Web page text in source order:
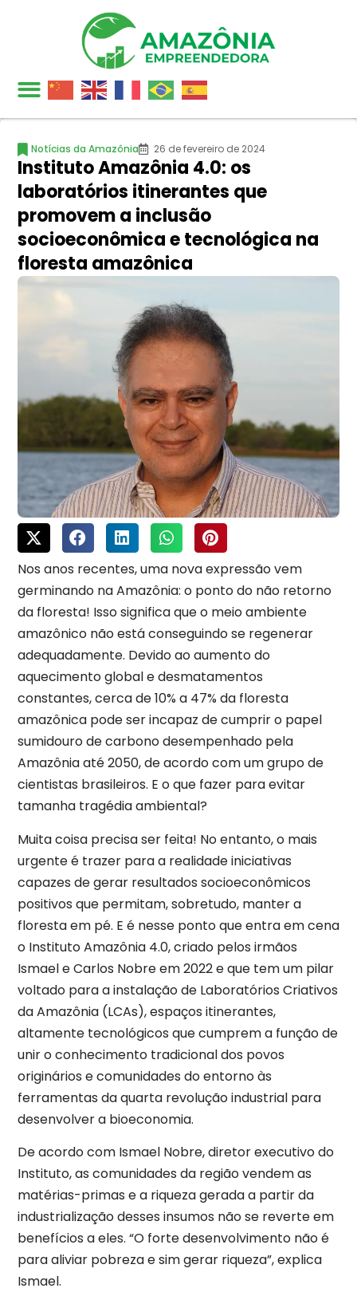
Notícias da Amazônia 26 de fevereiro de 2024
Instituto Amazônia 4.0: os
laboratórios itinerantes que
promovem a inclusão
socioeconômica e tecnológica na
floresta amazônica
Nos anos recentes, uma nova expressão vem
germinando na Amazônia: o ponto do não retorno
da floresta! Isso significa que o meio ambiente
amazônico não está conseguindo se regenerar
adequadamente. Devido ao aumento do
aquecimento global e desmatamentos
constantes, cerca de 10% a 47% da floresta
amazônica pode ser incapaz de cumprir o papel
sumidouro de carbono desempenhado pela
Amazônia até 2050, de acordo com um grupo de
cientistas brasileiros. E o que fazer para evitar
tamanha tragédia ambiental?
Muita coisa precisa ser feita! No entanto, o mais
urgente é trazer para a realidade iniciativas
capazes de gerar resultados socioeconômicos
positivos que permitam, sobretudo, manter a
floresta em pé. E é nesse ponto que entra em cena
o Instituto Amazônia 4.0, criado pelos irmãos
Ismael e Carlos Nobre em 2022 e que tem um pilar
voltado para a instalação de Laboratórios Criativos
da Amazônia (LCAs), espaços itinerantes,
altamente tecnológicos que cumprem a função de
unir o conhecimento tradicional dos povos
originários e comunidades do entorno às
ferramentas da quarta revolução industrial para
desenvolver a bioeconomia.
De acordo com Ismael Nobre, diretor executivo do
Instituto, as comunidades da região vendem as
matérias-primas e a riqueza gerada a partir da
industrialização desses insumos não se reverte em
benefícios a eles. “O forte desenvolvimento não é
para aliviar pobreza e sim gerar riqueza”, explica
Ismael.